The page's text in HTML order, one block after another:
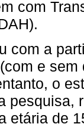
com
com a
e
o
pesquisa,
etária de